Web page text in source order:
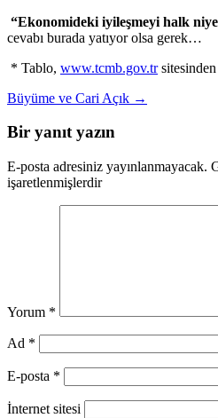
“Ekonomideki iyileşmeyi halk
cevabı burada yatıyor olsa gerek…
* Tablo, www.tcmb.gov.trsitesinden
Yazı
dolaşımı
Büyüme ve Cari Açık →
Bir yanıt yazın
E-posta adresiniz yayınlanmayacak.
işaretlenmişlerdir
Yorum *
Ad *
E-posta *
İnternet sitesi